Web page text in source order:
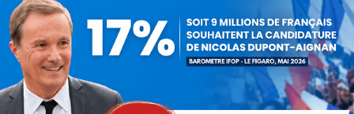
La France au seuil d’un
engrenage stratégique ?
15 juillet 2026